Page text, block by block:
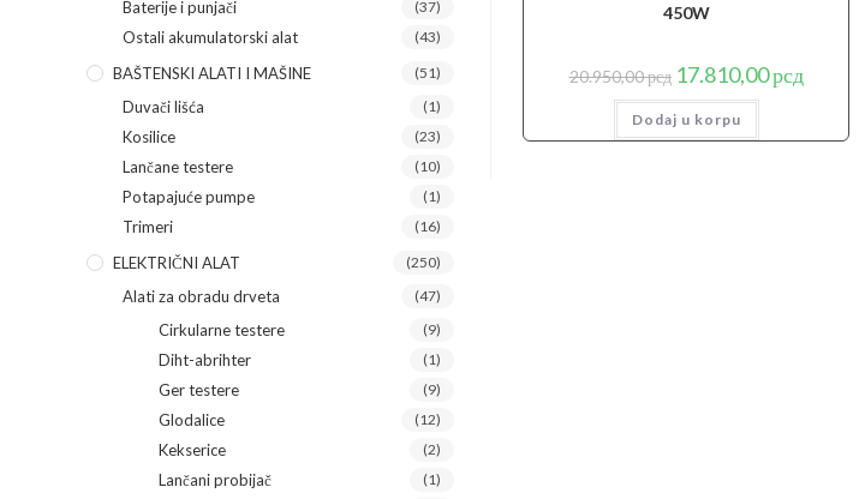
450W
20.950,00рсд Originalna
cena
je
bila:
20.950,00 рсд.
17.810,00рсдTrenutna
cena
Dodaj u korpu
Baterije i punjači (37)
Ostali akumulatorski alat (43)
BAŠTENSKI ALATI I MAŠINE (51)
Duvači lišća (1)
Kosilice (23)
Lančane testere (10)
Potapajuće pumpe (1)
Trimeri (16)
ELEKTRIČNI ALAT (250)
Alati za obradu drveta (47)
Cirkularne testere (9)
Diht-abrihter (1)
Ger testere (9)
Glodalice (12)
Kekserice (2)
Lančani probijač (1)